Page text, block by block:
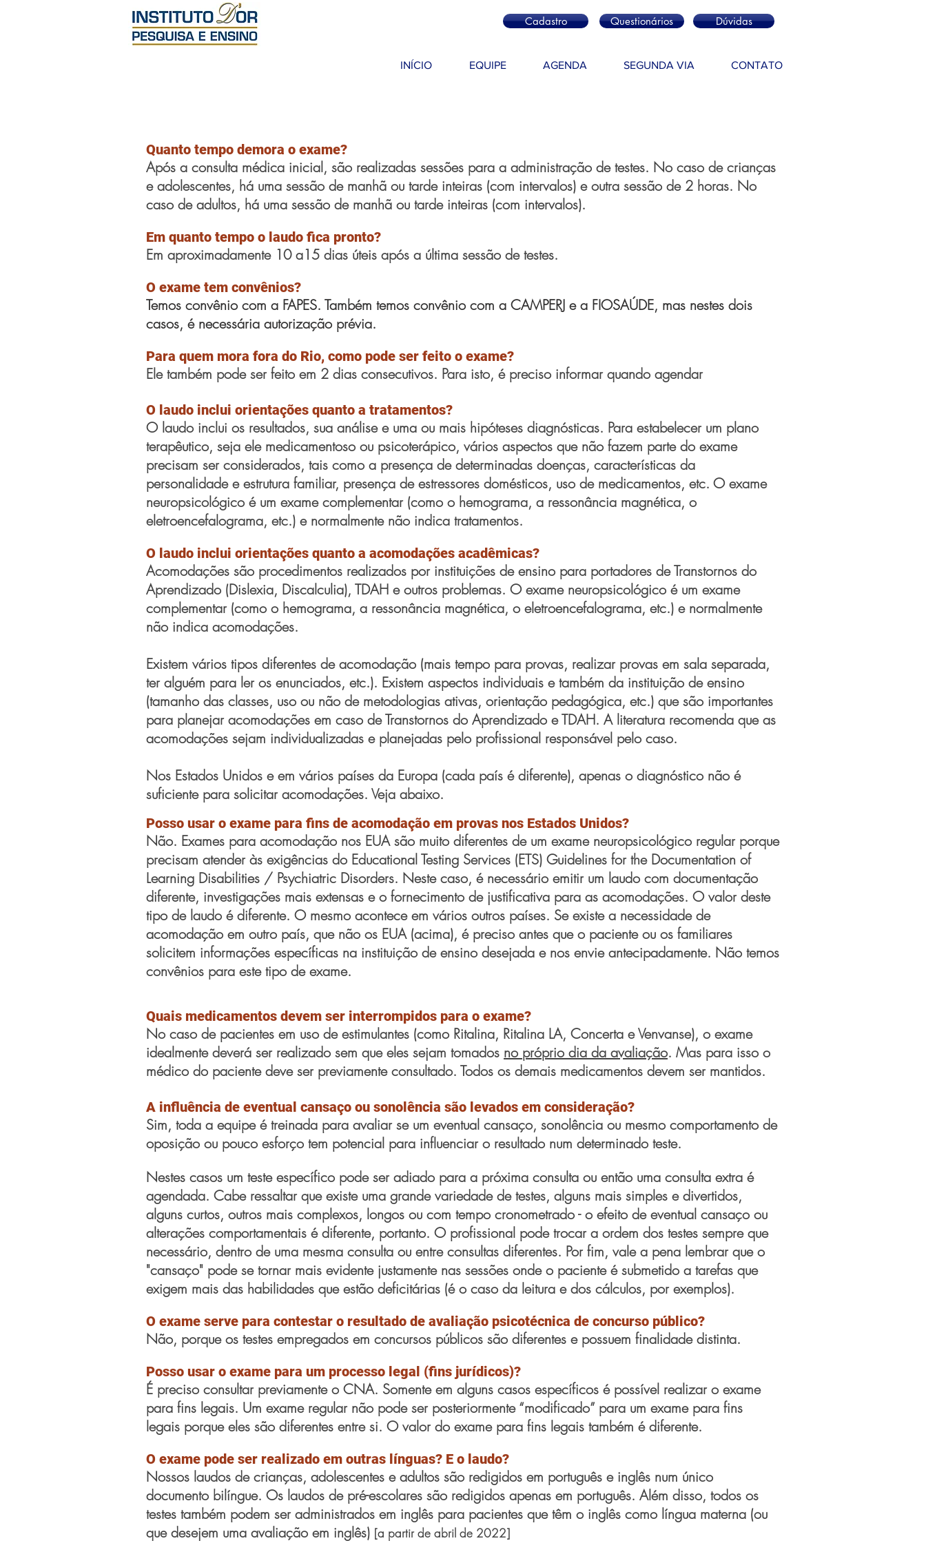
Cadastro Questionários Dúvidas
INÍCIO EQUIPE AGENDA SEGUNDA VIA CONTATO
Quanto tempo demora o exame?
Após a consulta médica inicial, são realizadas sessões para a administração de testes. No caso de crianças
eadolescentes, há uma sessão de manhã ou tarde inteiras (com intervalos) e outra sessão de 2 horas. No
caso de adultos, há uma sessão de manhã ou tarde inteiras (com intervalos).
Em quanto tempo o laudo fica pronto?
Em aproximadamente 10 a15 dias úteis após a última sessão de testes.
O exame tem convênios?
Temos convênio com a FAPES. Também temos convênio com a CAMPERJ e a FIOSAÚDE, mas nestes dois
casos, é necessária autorização prévia.
Para quem mora fora do Rio, como pode ser feito o exame?
Ele também pode ser feito em 2 dias consecutivos. Para isto, é preciso informar quando agendar
O laudo inclui orientações quanto a tratamentos?
O laudo inclui os resultados, sua análise e uma ou mais hipóteses diagnósticas. Para estabelecer um plano
terapêutico, seja ele medicamentoso ou psicoterápico, vários aspectos que não fazem parte do exame
precisam ser considerados, tais como a presença de determinadas doenças, características da
personalidade e estrutura familiar, presença de estressores domésticos, uso de medicamentos, etc. O exame
neuropsicológico é um exame complementar (como o hemograma, a ressonância magnética, o
eletroencefalograma, etc.) e normalmente não indica tratamentos.
O laudo inclui orientações quanto a acomodações acadêmicas?
Acomodações são procedimentos realizados por instituições de ensino para portadores de Transtornos do
Aprendizado (Dislexia, Discalculia), TDAH e outros problemas. O exame neuropsicológico é um exame
complementar (como o hemograma, a ressonância magnética, o eletroencefalograma, etc.) e normalmente
não indica acomodações.
Existem vários tipos diferentes de acomodação (mais tempo para provas, realizar provas em sala separada,
ter alguém para ler os enunciados, etc.). Existem aspectos individuais e também da instituição de ensino
(tamanho das classes, uso ou não de metodologias ativas, orientação pedagógica, etc.) que são importantes
para planejar acomodações em caso de Transtornos do Aprendizado e TDAH. A literatura recomenda que as
acomodações sejam individualizadas e planejadas pelo profissional responsável pelo caso.
Nos Estados Unidos e em vários países da Europa (cada país é diferente), apenas o diagnóstico não é
suficiente para solicitar acomodações. Veja abaixo.
Posso usar o exame para fins de acomodação em provas nos Estados Unidos?
Não. Exames para acomodação nos EUA são muito diferentes de um exame neuropsicológico regular porque
precisam atender às exigências do Educational Testing Services (ETS) Guidelines for the Documentation of
Learning Disabilities / Psychiatric Disorders. Neste caso, é necessário emitir um laudo com documentação
diferente, investigações mais extensas e o fornecimento de justificativa para as acomodações. O valor deste
tipo de laudo é diferente. O mesmo acontece em vários outros países. Se existe a necessidade de
acomodação em outro país, que não os EUA (acima), é preciso antes que o paciente ou os familiares
solicitem informações específicas na instituição de ensino desejada e nos envie antecipadamente. Não temos
convênios para este tipo de exame.
Quais medicamentos devem ser interrompidos para o exame?
No caso de pacientes em uso de estimulantes (como Ritalina, Ritalina LA, Concerta e Venvanse), o exame
idealmente deverá ser realizado sem que eles sejam tomados no próprio dia da avaliação. Mas para isso o
médico do paciente deve ser previamente consultado. Todos os demais medicamentos devem ser mantidos.
A influência de eventual cansaço ou sonolência são levados em consideração?
Sim, toda a equipe é treinada para avaliar se um eventual cansaço, sonolência ou mesmo comportamento de
oposição ou pouco esforço tem potencial para influenciar o resultado num determinado teste.
Nestes casos um teste específico pode ser adiado para a próxima consulta ou então uma consulta extra é
agendada. Cabe ressaltar que existe uma grande variedade de testes, alguns mais simples e divertidos,
alguns curtos, outros mais complexos, longos ou com tempo cronometrado - o efeito de eventual cansaço ou
alterações comportamentais é diferente, portanto. O profissional pode trocar a ordem dos testes sempre que
necessário, dentro de uma mesma consulta ou entre consultas diferentes. Por fim, vale a pena lembrar que o
"cansaço" pode se tornar mais evidente justamente nas sessões onde o paciente é submetido a tarefas que
exigem mais das habilidades que estão deficitárias (é o caso da leitura e dos cálculos, por exemplos).
O exame serve para contestar o resultado de avaliação psicotécnica de concurso público?
Não, porque os testes empregados em concursos públicos são diferentes e possuem finalidade distinta.
Posso usar o exame para um processo legal (fins jurídicos)?
É preciso consultar previamente o CNA. Somente em alguns casos específicos é possível realizar o exame
para fins legais. Um exame regular não pode ser posteriormente “modificado” para um exame para fins
legais porque eles são diferentes entre si. O valor do exame para fins legais também é diferente.
O exame pode ser realizado em outras línguas? E o laudo?
Nossos laudos de crianças, adolescentes e adultos são redigidos em português e inglês num único
documento bilíngue. Os laudos de pré-escolares são redigidos apenas em português. Além disso, todos os
testes também podem ser administrados em inglês para pacientes que têm o inglês como língua materna (ou
que desejem uma avaliação em inglês) [a partir de abril de 2022]